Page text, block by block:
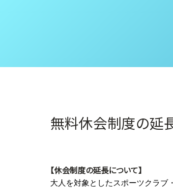
無料休会制度の延
【休会制度の延長について】
大人を対象としたスポーツクラブ